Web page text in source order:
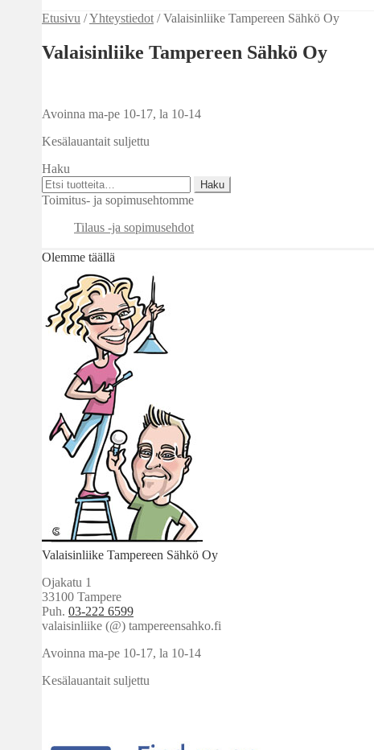
Etusivu /Yhteystiedot /Valaisinliike Tampereen Sähkö Oy
Valaisinliike Tampereen Sähkö Oy
Avoinna ma-pe 10-17, la 10-14
Kesälauantait suljettu
Haku
Etsi:
Haku
Toimitus- ja sopimusehtomme
Tilaus -ja sopimusehdot
Olemme täällä
Valaisinliike Tampereen Sähkö Oy
Ojakatu 1
33100 Tampere
Puh. 03-222 6599
valaisinliike (@) tampereensahko.fi
Avoinna ma-pe 10-17, la 10-14
Kesälauantait suljettu